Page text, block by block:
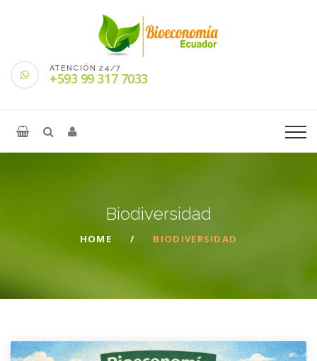
ATENCIÓN 24/7
+593 99 317 7033
Biodiversidad
HOME BIODIVERSIDAD